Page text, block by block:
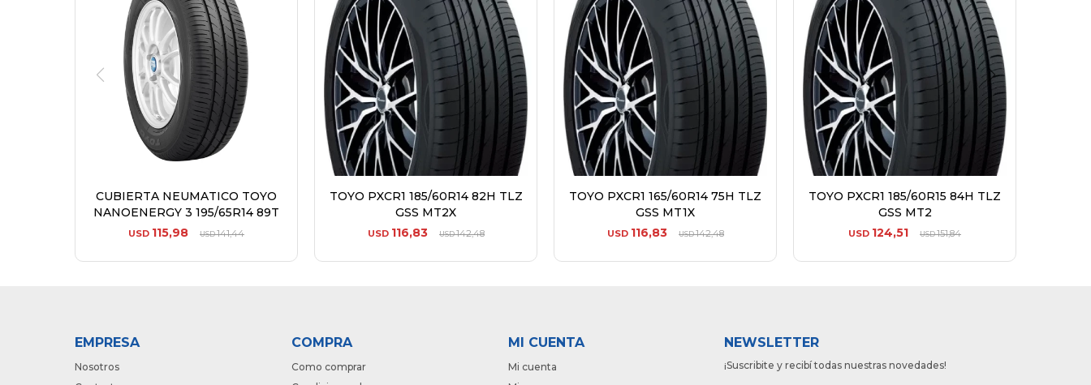
CUBIERTA NEUMATICO TOYO
NANOENERGY 3 195/65R14 89T
USD 115,98 USD141,44
TOYO PXCR1 185/60R14 82H TLZ
GSS MT2X
USD 116,83 USD142,48
TOYO PXCR1 165/60R14 75H TLZ
GSS MT1X
USD 116,83 USD142,48
TOYO PXCR1 185/60R15 84H TLZ
GSS MT2
USD 124,51 USD151,84
EMPRESA
Nosotros
COMPRA
Como comprar
MI CUENTA
Mi cuenta
NEWSLETTER
¡Suscribite y recibí todas nuestras novedades!